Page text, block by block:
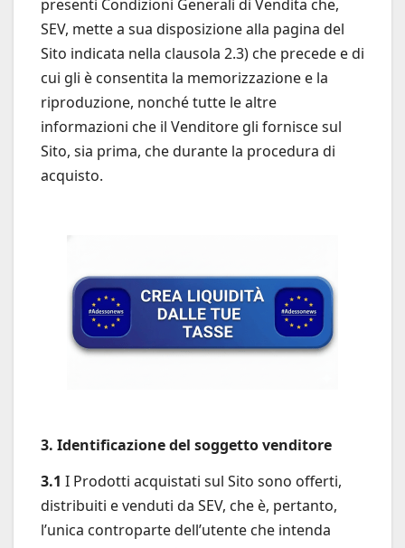
presenti Condizioni Generali di Vendita che,
SEV, mette a sua disposizione alla pagina del
Sito indicata nella clausola 2.3) che precede e di
cui gli è consentita la memorizzazione e la
riproduzione, nonché tutte le altre
informazioni che il Venditore gli fornisce sul
Sito, sia prima, che durante la procedura di
acquisto.
3. Identificazione del soggetto venditore
3.1 I Prodotti acquistati sul Sito sono offerti,
distribuiti e venduti da SEV, che è, pertanto,
l’unica controparte dell’utente che intenda